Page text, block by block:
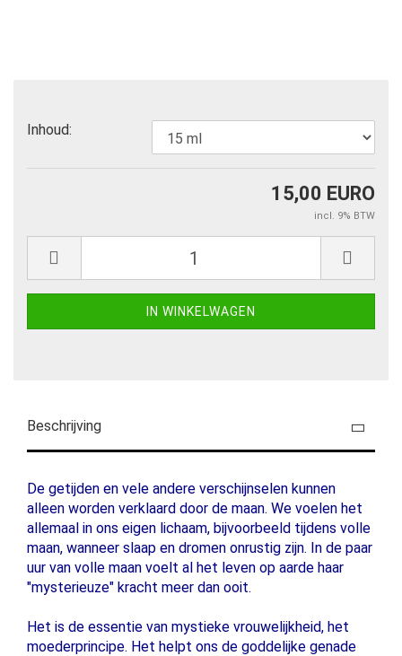
Inhoud:
15,00 EURO
incl. 9% BTW
Beschrijving
De getijden en vele andere verschijnselen kunnen
alleen worden verklaard door de maan. We voelen het
allemaal in ons eigen lichaam, bijvoorbeeld tijdens volle
maan, wanneer slaap en dromen onrustig zijn. In de paar
uur van volle maan voelt al het leven op aarde haar
"mysterieuze" kracht meer dan ooit.
Het is de essentie van mystieke vrouwelijkheid, het
moederprincipe. Het helpt ons de goddelijke genade